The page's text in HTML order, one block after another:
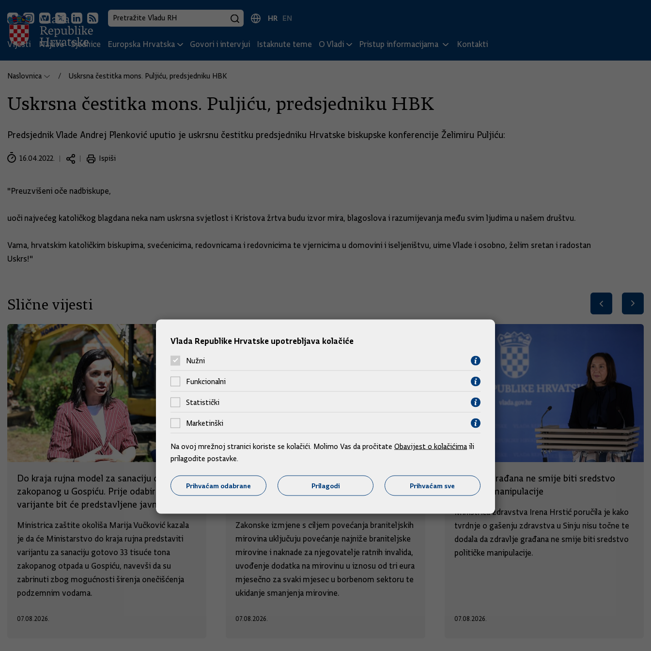
HR EN
Vijesti Najave Sjednice Europska Hrvatska Govori i intervjui Istaknute teme O Vladi Pristup informacijama Kontakti
Naslovnica Uskrsna čestitka mons. Puljiću, predsjedniku HBK
Uskrsna čestitka mons. Puljiću, predsjedniku HBK
Predsjednik Vlade Andrej Plenković uputio je uskrsnu čestitku predsjedniku Hrvatske biskupske konferencije Želimiru Puljiću:
16.04.2022. Ispiši
"Preuzvišeni oče nadbiskupe,
uoči najvećeg katoličkog blagdana neka nam uskrsna svjetlost i Kristova žrtva budu izvor mira, blagoslova i razumijevanja među svim ljudima u našem društvu.
Vama, hrvatskim katoličkim biskupima, svećenicima, redovnicama i redovnicima te vjernicima u domovini i iseljeništvu, uime Vlade i osobno, želim sretan i radostan
Uskrs!"
Slične vijesti
Do kraja rujna model za sanaciju otpada
zakopanog u Gospiću. Prije odabira sve
varijante bit će predstavljene javnosti
Ministrica zaštite okoliša Marija Vučković kazala
je da će Ministarstvo do kraja rujna predstaviti
varijantu za sanaciju gotovo 33 tisuće tona
zakopanog otpada u Gospiću, navevši da su
zabrinuti zbog mogućnosti širenja onečišćenja
podzemnim vodama.
07.08.2026.
Povećavaju se najniže braniteljske
mirovine i uvodi dodatak za sudjelovanja u
Zakonske izmjene s ciljem povećanja braniteljskih
mirovina uključuju povećanje najniže braniteljske
mirovine i naknade za njegovatelje ratnih invalida,
uvođenje dodatka na mirovinu u iznosu od tri eura
mjesečno za svaki mjesec u borbenom sektoru te
ukidanje smanjenja mirovine.
07.08.2026.
Zdravlje građana ne smije biti sredstvo
političke manipulacije
Ministrica zdravstva Irena Hrstić poručila je kako
tvrdnje o gašenju zdravstva u Sinju nisu točne te
dodala da zdravlje građana ne smije biti sredstvo
političke manipulacije.
07.08.2026.
Vlada Republike Hrvatske upotrebljava kolačiće
Nužni
Funkcionalni
Statistički
Marketinški
Na ovoj mrežnoj stranici koriste se kolačići. Molimo Vas da pročitate Obavijest o kolačićima ili
prilagodite postavke.
Prihvaćam odabrane Prilagodi Prihvaćam sve